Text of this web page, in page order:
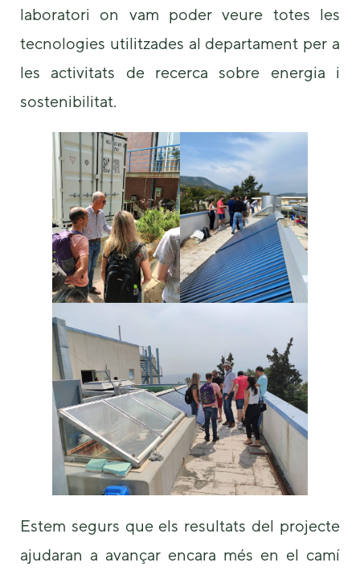
laboratori on vam poder veure totes les
tecnologies utilitzades al departament per a
les activitats de recerca sobre energia i
sostenibilitat.
Estem segurs que els resultats del projecte
ajudaran a avançar encara més en el camí